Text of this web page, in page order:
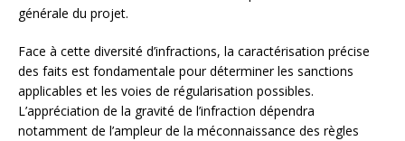
générale du projet.
Face à cette diversité d’infractions, la caractérisation précise
des faits est fondamentale pour déterminer les sanctions
applicables et les voies de régularisation possibles.
L’appréciation de la gravité de l’infraction dépendra
notamment de l’ampleur de la méconnaissance des règles